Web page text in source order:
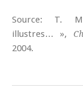
Source: T.
illustres… »,
2004.